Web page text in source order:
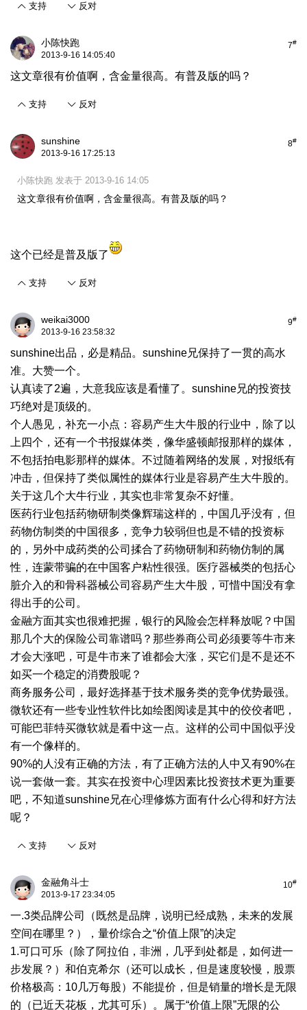
支持 反对
7#
小陈快跑
2013-9-16 14:05:40
这文章很有价值啊，含金量很高。有普及版的吗？
支持 反对
8#
sunshine
2013-9-16 17:25:13
小陈快跑 发表于 2013-9-16 14:05
这文章很有价值啊，含金量很高。有普及版的吗？
这个已经是普及版了
支持 反对
9#
weikai3000
2013-9-16 23:58:32
sunshine出品，必是精品。sunshine兄保持了一贯的高水
准。大赞一个。
认真读了2遍，大意我应该是看懂了。sunshine兄的投资技
巧绝对是顶级的。
个人愚见，补充一小点：容易产生大牛股的行业中，除了以
上四个，还有一个书报媒体类，像华盛顿邮报那样的媒体，
不包括拍电影那样的媒体。不过随着网络的发展，对报纸有
冲击，但保持了类似属性的媒体行业是容易产生大牛股的。
关于这几个大牛行业，其实也非常复杂不好懂。
医药行业包括药物研制类像辉瑞这样的，中国几乎没有，但
药物仿制类的中国很多，竞争力较弱但也是不错的投资标
的，另外中成药类的公司揉合了药物研制和药物仿制的属
性，连蒙带骗的在中国客户粘性很强。医疗器械类的包括心
脏介入的和骨科器械公司容易产生大牛股，可惜中国没有拿
得出手的公司。
金融方面其实也很难把握，银行的风险会怎样释放呢？中国
那几个大的保险公司靠谱吗？那些券商公司必须要等牛市来
才会大涨吧，可是牛市来了谁都会大涨，买它们是不是还不
如买一个稳定的消费股呢？
商务服务公司，最好选择基于技术服务类的竞争优势最强。
微软还有一些专业性软件比如绘图阅读是其中的佼佼者吧，
可能巴菲特买微软就是看中这一点。这样的公司中国似乎没
有一个像样的。
90%的人没有正确的方法，有了正确方法的人中又有90%在
说一套做一套。其实在投资中心理因素比投资技术更为重要
吧，不知道sunshine兄在心理修炼方面有什么心得和好方法
呢？
支持 反对
10#
金融角斗士
2013-9-17 23:34:05
一.3类品牌公司（既然是品牌，说明已经成熟，未来的发展
空间在哪里？），量价综合之“价值上限”的决定
1.可口可乐（除了阿拉伯，非洲，几乎到处都是，如何进一
步发展？）和伯克希尔（还可以成长，但是速度较慢，股票
价格极高：10几万每股）不能提价，但是销量的增长是无限
的（已近天花板，尤其可乐）。属于“价值上限”无限的公